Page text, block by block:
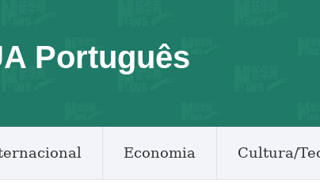
Português
Economia Cultura/